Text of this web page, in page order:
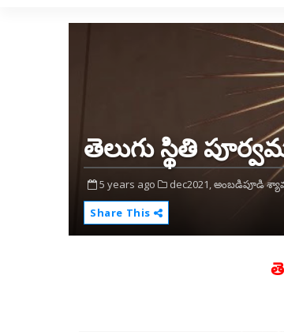
తెలుగు స్థితి
5 years ago dec2021,అంబడిపూడి
Share This